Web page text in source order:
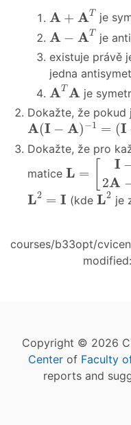
A + AT
A T
je
A − AT
A T
je
existuje právě
jedna
AT A
A TA
je
Dokažte, že pokud
A(I − A)−1 = (I
A(I−A)− 1=(I−A)−
Dokažte, že pro
matice L =
I
2A
L =[I −BAB
L2 = I
L 2 (kde L2
L2 je
courses/b33opt/
Copyright © 2026
Center of Faculty
reports and